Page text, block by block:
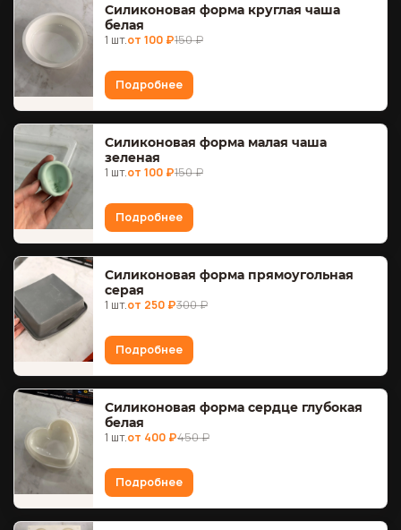
Силиконовая форма круглая чаша
белая
1 шт.от 100 ₽150 ₽
Подробнее
Силиконовая форма малая чаша
зеленая
1 шт.от 100 ₽150 ₽
Подробнее
Силиконовая форма прямоугольная
серая
1 шт.от 250 ₽300 ₽
Подробнее
Силиконовая форма сердце глубокая
белая
1 шт.от 400 ₽450 ₽
Подробнее